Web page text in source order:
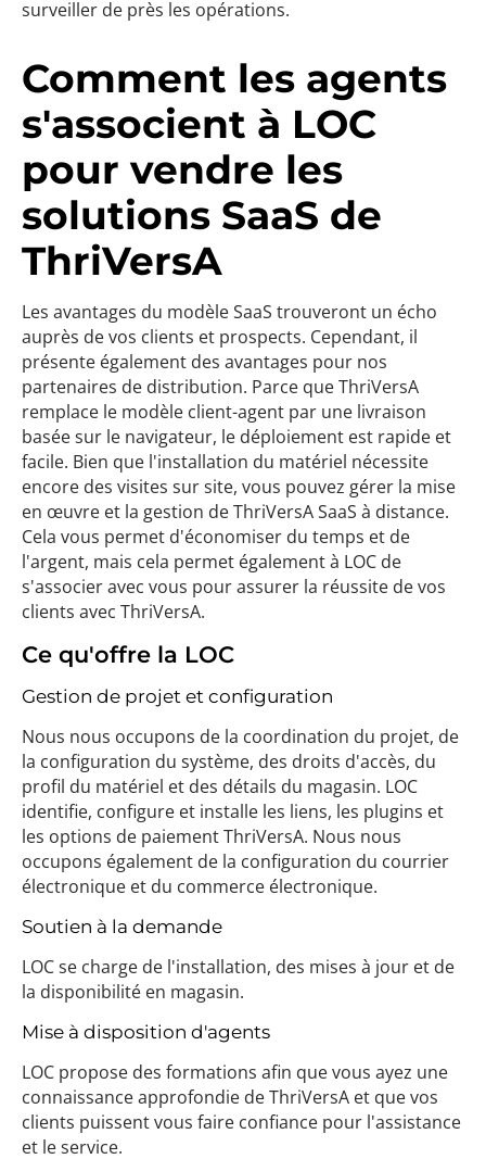
surveiller de près les opérations.
Comment les agents
s'associent à LOC
pour vendre les
solutions SaaS de
ThriVersA
Les avantages du modèle SaaS trouveront un écho
auprès de vos clients et prospects. Cependant, il
présente également des avantages pour nos
partenaires de distribution. Parce que ThriVersA
remplace le modèle client-agent par une livraison
basée sur le navigateur, le déploiement est rapide et
facile. Bien que l'installation du matériel nécessite
encore des visites sur site, vous pouvez gérer la mise
en œuvre et la gestion de ThriVersA SaaS à distance.
Cela vous permet d'économiser du temps et de
l'argent, mais cela permet également à LOC de
s'associer avec vous pour assurer la réussite de vos
clients avec ThriVersA.
Ce qu'offre la LOC
Gestion de projet et configuration
Nous nous occupons de la coordination du projet, de
la configuration du système, des droits d'accès, du
profil du matériel et des détails du magasin. LOC
identifie, configure et installe les liens, les plugins et
les options de paiement ThriVersA. Nous nous
occupons également de la configuration du courrier
électronique et du commerce électronique.
Soutien à la demande
LOC se charge de l'installation, des mises à jour et de
la disponibilité en magasin.
Mise à disposition d'agents
LOC propose des formations afin que vous ayez une
connaissance approfondie de ThriVersA et que vos
clients puissent vous faire confiance pour l'assistance
et le service.